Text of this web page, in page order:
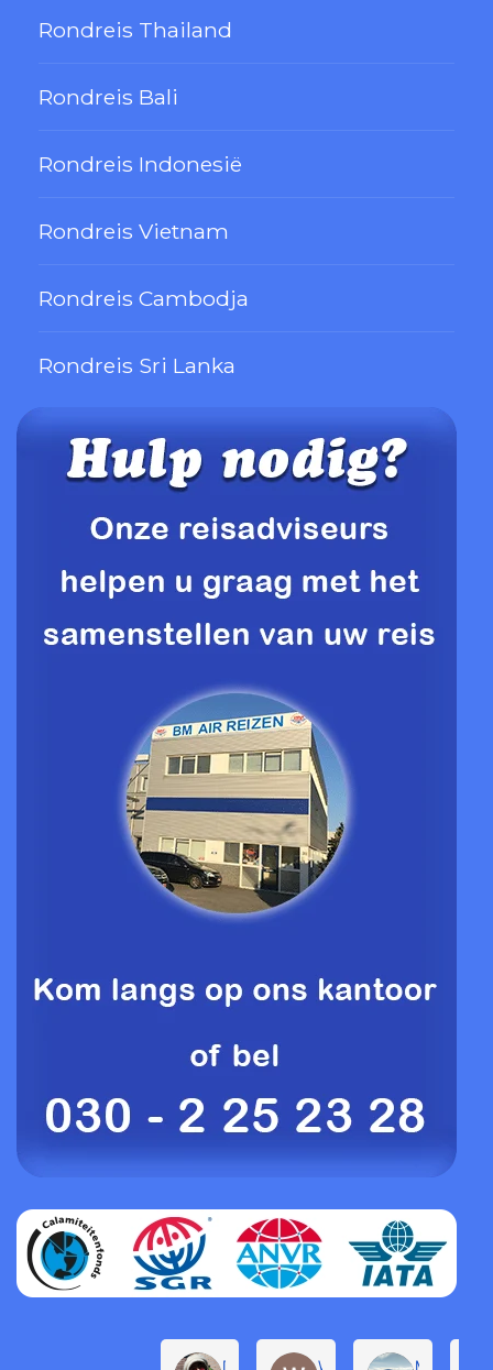
Rondreis Thailand
Rondreis Bali
Rondreis Indonesië
Rondreis Vietnam
Rondreis Cambodja
Rondreis Sri Lanka
Daphne de GrootWillem Groenendijk
Michel